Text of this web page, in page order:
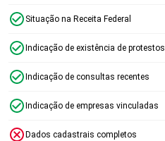
Situação na Receita Federal
Indicação de existência de protestos
Indicação de consultas recentes
Indicação de empresas vinculadas
Dados cadastrais completos